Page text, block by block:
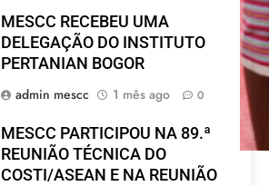
MESCC RECEBEU UMA
DELEGAÇÃO DO INSTITUTO
PERTANIAN BOGOR
admin mescc
1 mês ago 0
MESCC PARTICIPOU NA 89.ª
REUNIÃO TÉCNICA DO
COSTI/ASEAN E NA REUNIÃO